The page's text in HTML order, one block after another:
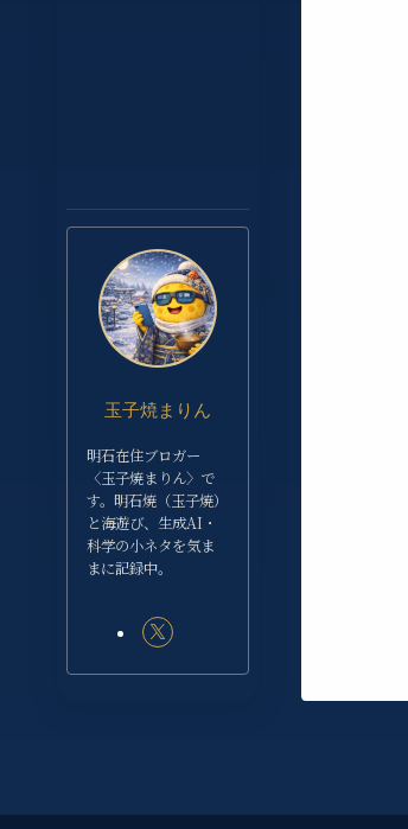
玉子焼まりん
明石在住ブロガー
〈玉子焼まりん〉で
す。明石焼（玉子焼）
と海遊び、生成AI・
科学の小ネタを気ま
まに記録中。